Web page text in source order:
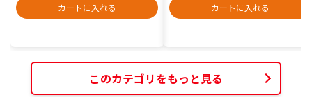
カートに入れる
カートに入れる
このカテゴリをもっと見る